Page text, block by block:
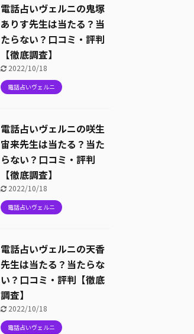
電話占いヴェルニの鬼塚
ありす先生は当たる？当
たらない？口コミ・評判
【徹底調査】
2022/10/18
電話占いヴェルニ
電話占いヴェルニの咲生
宙来先生は当たる？当た
らない？口コミ・評判
【徹底調査】
2022/10/18
電話占いヴェルニ
電話占いヴェルニの天香
先生は当たる？当たらな
い？口コミ・評判【徹底
調査】
2022/10/18
電話占いヴェルニ